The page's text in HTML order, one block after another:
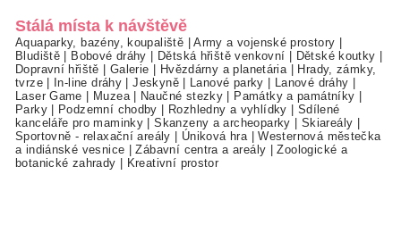
Stálá místa k návštěvě
Aquaparky, bazény, koupaliště |Army a vojenské prostory
Bludiště
Bobové dráhy Dětská hřiště venkovní Dětské koutky
Dopravní hřiště
Galerie Hvězdárny a planetária
Hrady, zámky,
tvrze| In-line dráhy |Jeskyně| Lanové parky Lanové dráhy
Laser Game
Muzea| Naučné stezky Památky a památníky
Parky| Podzemní chodby Rozhledny a vyhlídky
Sdílené
kanceláře pro maminky |Skanzeny a archeoparky Skiareály
Sportovně - relaxační areály
Úniková hra |Westernová městečka
a indiánské vesnice |Zábavní centra a areály |Zoologické a
botanické zahrady
Kreativní prostor